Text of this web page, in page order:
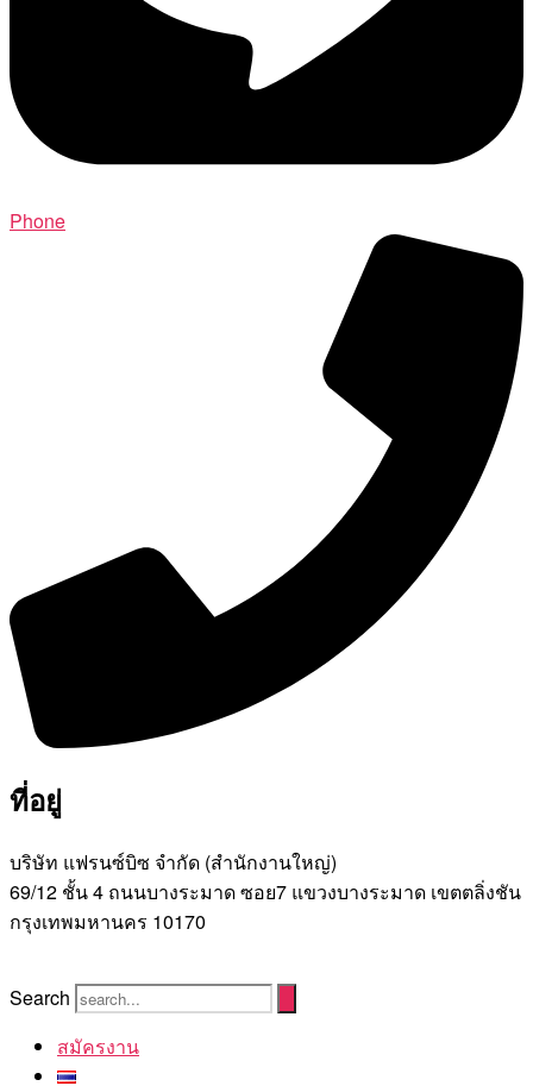
Phone
ที่อยู่
บริษัท แฟรนซ์บิซ จํากัด (สํานักงานใหญ่)
69/12 ชั้น 4 ถนนบางระมาด ซอย7 แขวงบางระมาด เขตตลิ่งชัน
กรุงเทพมหานคร 10170
Search
สมัครงาน